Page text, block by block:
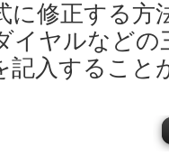
に修正する方
イヤルなどの
記入すること